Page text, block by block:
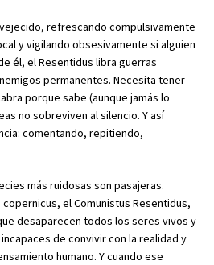
refrescando compulsivamente
y vigilando obsesivamente si alguien
él, el Resentidus libra guerras
permanentes. Necesita tener
porque sabe (aunque jamás lo
no sobreviven al silencio. Y así
comentando, repitiendo,
más ruidosas son pasajeras.
copernicus, el Comunistus Resentidus,
desaparecen todos los seres vivos y
de convivir con la realidad y
humano. Y cuando ese